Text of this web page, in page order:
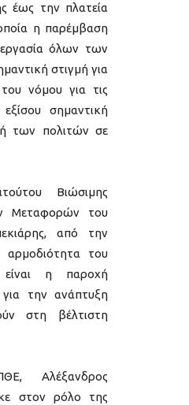
έως την πλατεία
η παρέμβαση
όλων των
στιγμή για
νόμου για τις
σημαντική
των πολιτών σε
Βιώσιμης
Μεταφορών του
από την
αρμοδιότητα του
η παροχή
για την ανάπτυξη
στη βέλτιστη
Αλέξανδρος
στον ρόλο της